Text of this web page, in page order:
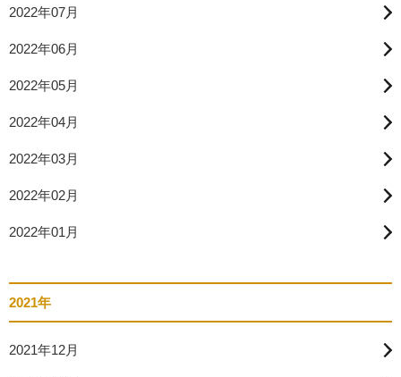
2022年07月
2022年06月
2022年05月
2022年04月
2022年03月
2022年02月
2022年01月
2021年
2021年12月